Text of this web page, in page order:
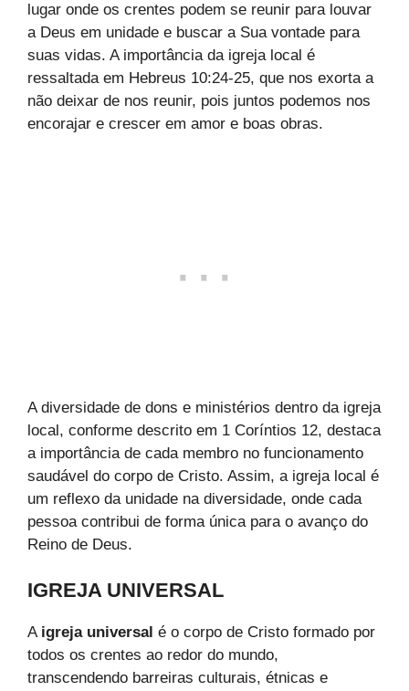
lugar onde os crentes podem se reunir para louvar
a Deus em unidade e buscar a Sua vontade para
suas vidas. A importância da igreja local é
ressaltada em Hebreus 10:24-25, que nos exorta a
não deixar de nos reunir, pois juntos podemos nos
encorajar e crescer em amor e boas obras.
A diversidade de dons e ministérios dentro da igreja
local, conforme descrito em 1 Coríntios 12, destaca
a importância de cada membro no funcionamento
saudável do corpo de Cristo. Assim, a igreja local é
um reflexo da unidade na diversidade, onde cada
pessoa contribui de forma única para o avanço do
Reino de Deus.
IGREJA UNIVERSAL
A igreja universal é o corpo de Cristo formado por
todos os crentes ao redor do mundo,
transcendendo barreiras culturais, étnicas e